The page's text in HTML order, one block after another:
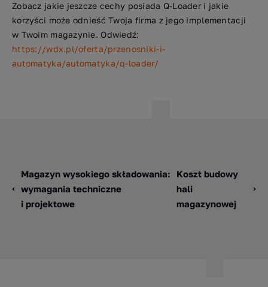
Zobacz jakie jeszcze cechy posiada Q-Loader i jakie
korzyści może odnieść Twoja firma z jego implementacji
w Twoim magazynie. Odwiedź:
https://wdx.pl/oferta/przenosniki-i-
automatyka/automatyka/q-loader/
Magazyn wysokiego składowania:
wymagania techniczne
i projektowe
Koszt budowy
hali
magazynowej